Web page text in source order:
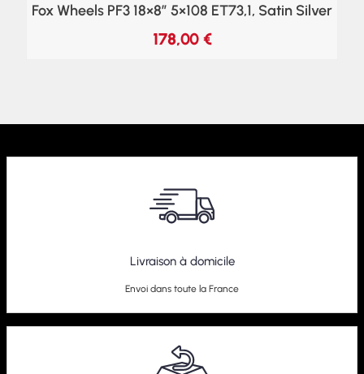
Fox Wheels PF3 18×8″ 5×108 ET73,1, Satin Silver
178,00 €
Livraison à domicile
Envoi dans toute la France